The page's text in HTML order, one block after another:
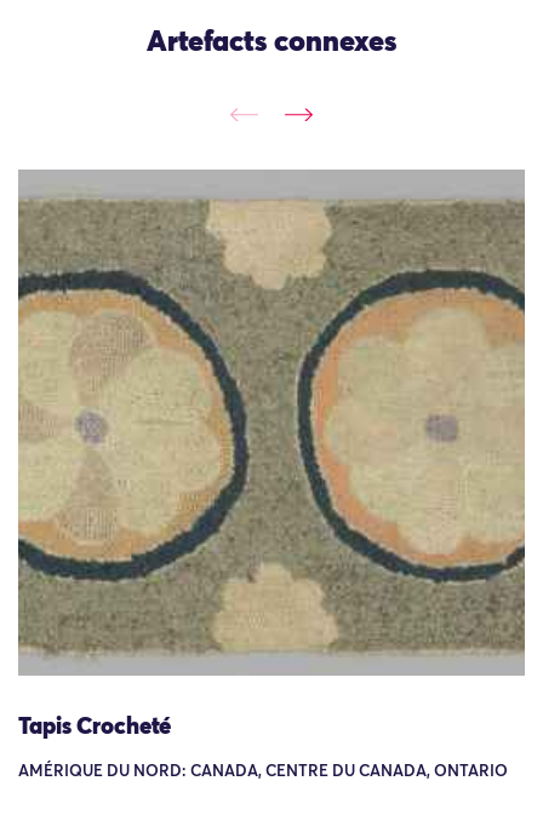
Artefacts connexes
Tapis Crocheté
AMÉRIQUE DU NORD: CANADA, CENTRE DU CANADA, ONTARIO